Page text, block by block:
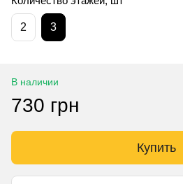
2 3
В наличии
730 грн
Купить